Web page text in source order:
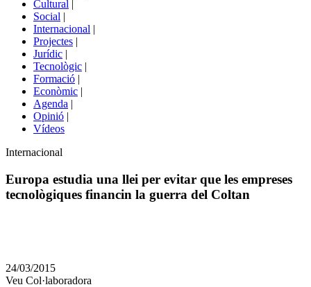
Cultural |
Social |
Internacional |
Projectes |
Jurídic |
Tecnològic |
Formació |
Econòmic |
Agenda |
Opinió |
Vídeos
Àmbit
la
notícia
Internacional
Europa estudia una llei per evitar que les empreses
tecnològiques financin la guerra del Coltan
en
altres
24/03/2015
Veu Col·laboradora